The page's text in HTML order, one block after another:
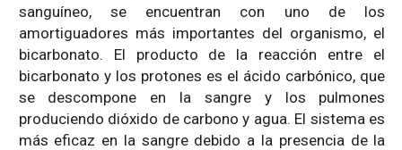
sanguíneo, se encuentran con uno de los
amortiguadores más importantes del organismo, el
bicarbonato. El producto de la reacción entre el
bicarbonato y los protones es el ácido carbónico, que
se descompone en la sangre y los pulmones
produciendo dióxido de carbono y agua. El sistema es
más eficaz en la sangre debido a la presencia de la